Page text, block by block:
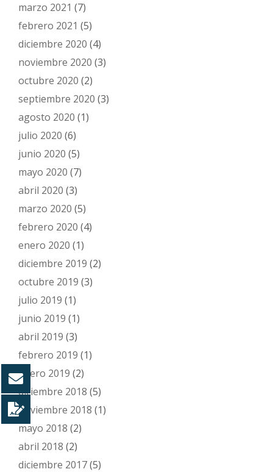
marzo 2021 (7)
febrero 2021 (5)
diciembre 2020 (4)
noviembre 2020 (3)
octubre 2020 (2)
septiembre 2020 (3)
agosto 2020 (1)
julio 2020 (6)
junio 2020 (5)
mayo 2020 (7)
abril 2020 (3)
marzo 2020 (5)
febrero 2020 (4)
enero 2020 (1)
diciembre 2019 (2)
octubre 2019 (3)
julio 2019 (1)
junio 2019 (1)
abril 2019 (3)
febrero 2019 (1)
enero 2019 (2)
diciembre 2018 (5)
noviembre 2018 (1)
mayo 2018 (2)
abril 2018 (2)
diciembre 2017(5)